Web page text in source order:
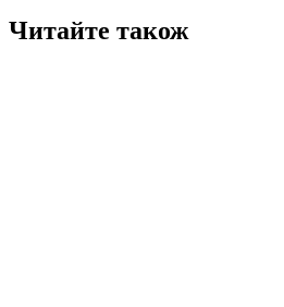
Читайте також